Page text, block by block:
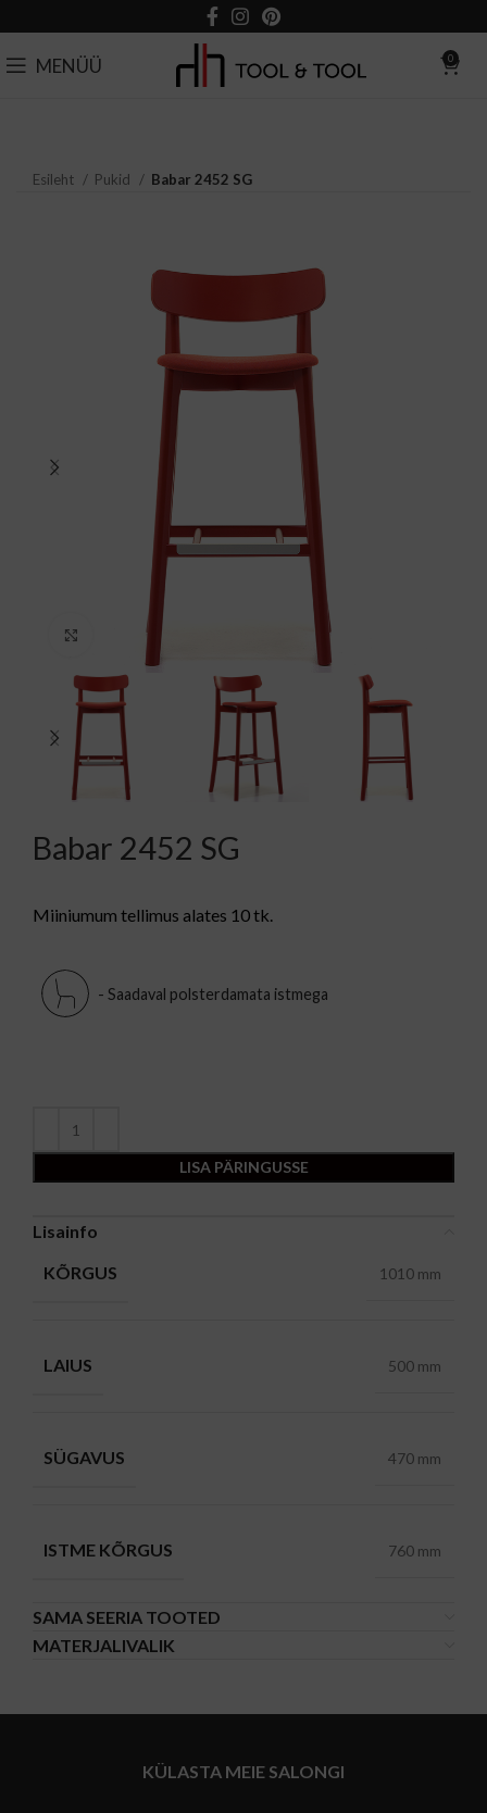
MENÜÜ 0
Esileht Pukid Babar 2452 SG
Kliki suurendamiseks
Babar 2452 SG
Miiniumum tellimus alates 10 tk.
- Saadaval polsterdamata istmega
LISA PÄRINGUSSE
Lisainfo
KÕRGUS
1010 mm
LAIUS 500 mm
SÜGAVUS 470 mm
ISTME KÕRGUS 760 mm
SAMA SEERIA TOOTED
MATERJALIVALIK
KÜLASTA MEIE SALONGI